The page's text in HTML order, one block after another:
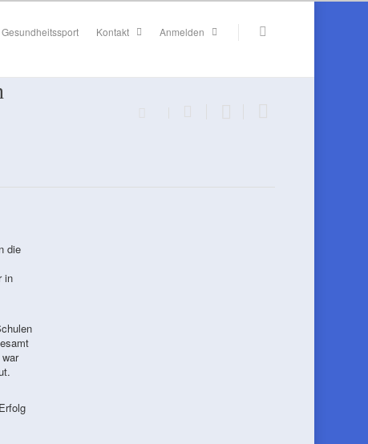
Kontakt Anmelden
die
in